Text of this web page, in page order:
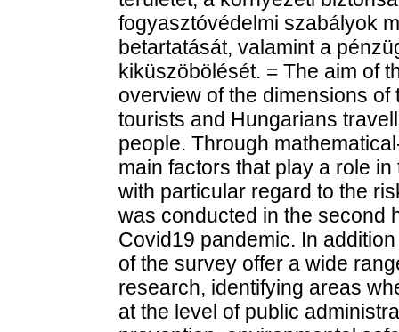
fogyasztóvédelmi szabályok
betartatását, valamint a
kiküszöbölését. = The aim of
overview of the dimensions
tourists and Hungarians
people. Through
main factors that play a role
with particular regard to the
was conducted in the second
Covid19 pandemic. In
of the survey offer a wide
research, identifying areas
at the level of public